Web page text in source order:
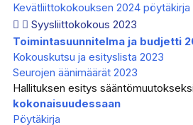
Kevätliittokokouksen 2024 pöytäkirja
Syysliittokokous 2023
Toimintasuunnitelma ja budjetti
Kokouskutsu ja esityslista 2023
Seurojen äänimäärät 2023
Hallituksen esitys
kokonaisuudessaan
Pöytäkirja